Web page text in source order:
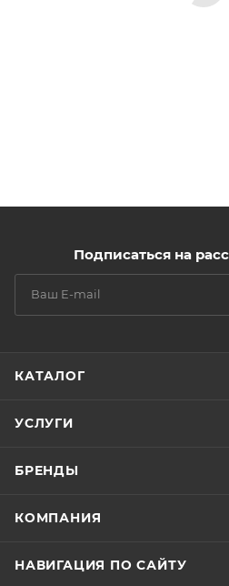
Подписаться на
КАТАЛОГ
УСЛУГИ
БРЕНДЫ
КОМПАНИЯ
НАВИГАЦИЯ ПО САЙТУ